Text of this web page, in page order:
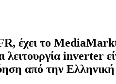
έχει το
λειτουργία inverter
από την Ελληνική